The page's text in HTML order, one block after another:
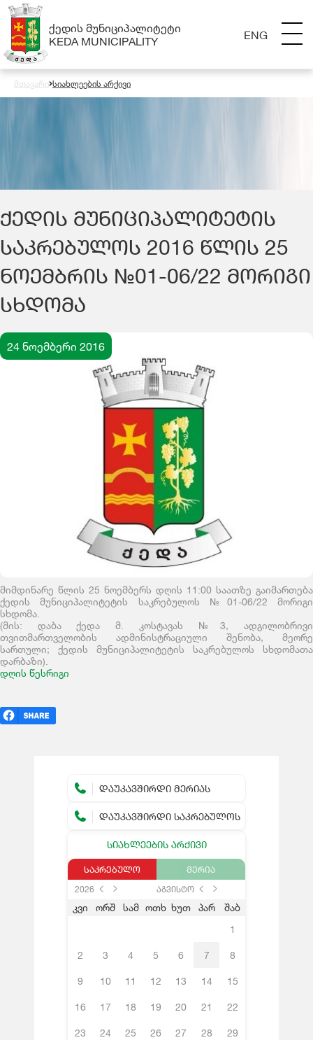
ᲥᲔᲓᲘᲡ ᲛᲣᲜᲘᲪᲘᲞᲐᲚᲘᲢᲔᲢᲘ
KEDA MUNICIPALITY
ENG
მთავარი სიახლეების არქივი
ᲥᲔᲓᲘᲡ ᲛᲣᲜᲘᲪᲘᲞᲐᲚᲘᲢᲔᲢᲘᲡ
ᲡᲐᲙᲠᲔᲑᲣᲚᲝᲡ 2016 ᲬᲚᲘᲡ 25
ᲜᲝᲔᲛᲑᲠᲘᲡ №01-06/22 ᲛᲝᲠᲘᲒᲘ
ᲡᲮᲓᲝᲛᲐ
24 ნოემბერი 2016
მიმდინარე წლის 25 ნოემბერს დღის 11:00 საათზე გაიმართება
ქედის მუნიციპალიტეტის საკრებულოს №01-06/22 მორიგი
სხდომა.
(მის: დაბა ქედა მ. კოსტავას №3, ადგილობრივი
თვითმართველობის ადმინისტრაციული შენობა, მეორე
სართული; ქედის მუნიციპალიტეტის საკრებულოს სხდომათა
დარბაზი).
დღის წესრიგი
ᲓᲐᲣᲙᲐᲕᲨᲘᲠᲓᲘ ᲛᲔᲠᲘᲐᲡ
ᲓᲐᲣᲙᲐᲕᲨᲘᲠᲓᲘ ᲡᲐᲙᲠᲔᲑᲣᲚᲝᲡ
ᲡᲘᲐᲮᲚᲔᲔᲑᲘᲡ ᲐᲠᲥᲘᲕᲘ
ᲡᲐᲙᲠᲔᲑᲣᲚᲝ ᲛᲔᲠᲘᲐ
2026 აგვისტო
კვი ორშ სამ ოთხ ხუთ პარ
შაბ
1
2 3 4 5 6 7 8
9 10 11 12 13 14 15
16 17 18 19 20 21 22
23 24 25 26 27 28 29